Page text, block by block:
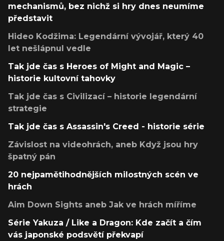
mechanismů, bez nichž si hry dnes neumíme
představit
Hideo Kodžima: Legendární vývojář, který 40
let nešlápnul vedle
Tak jde čas s Heroes of Might and Magic –
historie kultovní tahovky
Tak jde čas s Civilizací – historie legendární
strategie
Tak jde čas s Assassin's Creed - historie série
Závislost na videohrách, aneb Když jsou hry
špatný pán
20 nejpamětihodnějších milostných scén ve
hrách
Aim Down Sights aneb Jak ve hrách míříme
Série Yakuza / Like a Dragon: Kde začít a čím
vás japonské podsvětí překvapí